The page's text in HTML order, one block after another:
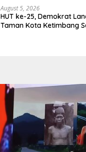
August 5, 2026
HUT ke-25, Demokrat
Taman Kota Ketimbang